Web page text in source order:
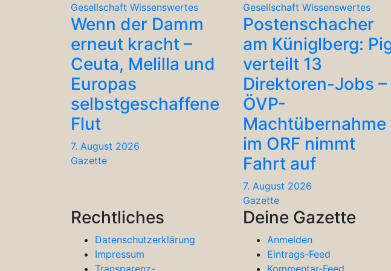
Gesellschaft Wissenswertes
Wenn der Damm
erneut kracht –
Ceuta, Melilla und
Europas
selbstgeschaffene
Flut
7. August 2026
Gazette
Gesellschaft Wissenswertes
Postenschacher
am Küniglberg:
verteilt 13
Direktoren-Jobs –
ÖVP-
Machtübernahme
im ORF nimmt
Fahrt auf
7. August 2026
Gazette
Rechtliches
Datenschutzerklärung
Impressum
Transparenz-
Deine Gazette
Anmelden
Eintrags-Feed
Kommentar-Feed